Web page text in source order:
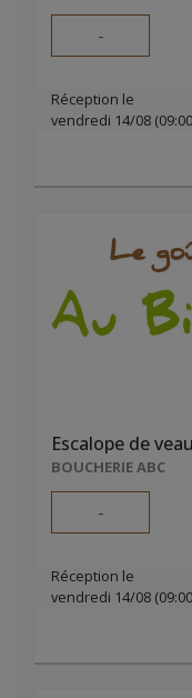
-
Réception le
vendredi 14/08
Escalope de
BOUCHERIE ABC
-
Réception le
vendredi 14/08